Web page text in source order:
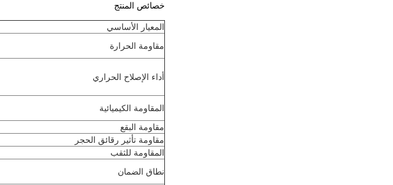
خصائص المنتج
المعيار الأساسي
مقاومة الحرارة
أداء الإصلاح الحراري
المقاومة الكيميائية
مقاومة البقع
مقاومة تأثير رقائق الحجر
المقاومة للثقب
نطاق الضمان